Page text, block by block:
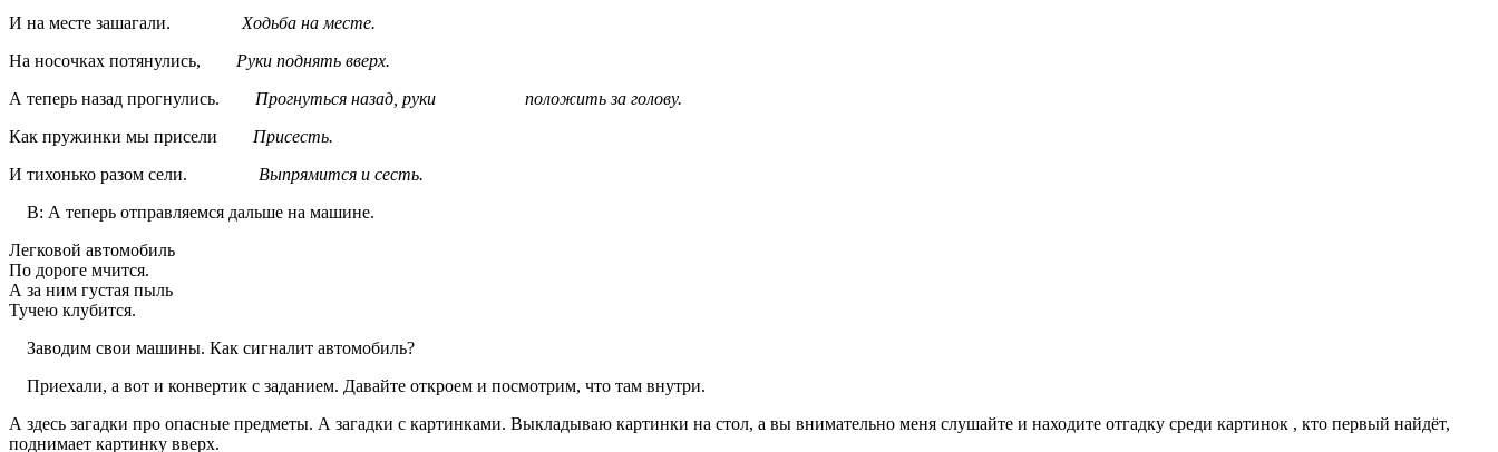
И на месте зашагали. Ходьба на месте.
На носочках потянулись, Руки поднять вверх.
А теперь назад прогнулись. Прогнуться назад, руки
положить за голову.
Как пружинки мы присели Присесть.
И тихонько разом сели. Выпрямится и сесть.
В: А теперь отправляемся дальше на машине.
Легковой автомобиль
По дороге мчится.
А за ним густая пыль
Тучею клубится.
Заводим свои машины. Как сигналит автомобиль?
Приехали, а вот и конвертик с заданием. Давайте откроем и посмотрим, что там внутри.
А здесь загадки про опасные предметы. А загадки с картинками. Выкладываю картинки на стол, а вы внимательно меня слушайте и находите отгадку среди картинок , кто первый найдёт,
поднимает картинку вверх.